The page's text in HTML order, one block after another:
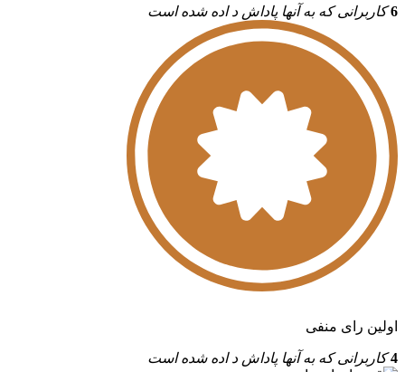
6 کاربرانی که به آنها پاداش د اده شده است
اولین رای منفی
4 کاربرانی که به آنها پاداش د اده شده است